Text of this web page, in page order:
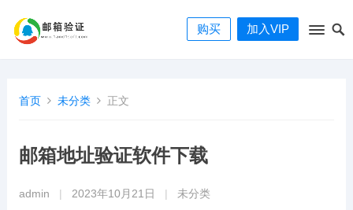
购买 加入VIP
首页 未分类 正文
邮箱地址验证软件下载
admin 2023年10月21日 未分类